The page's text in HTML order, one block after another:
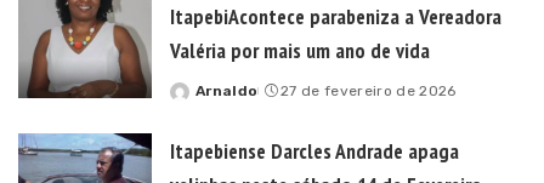
ItapebiAcontece parabeniza a Vereadora
Valéria por mais um ano de vida
Posted
Arnaldo 27 de fevereiro de 2026
Itapebiense Darcles Andrade apaga